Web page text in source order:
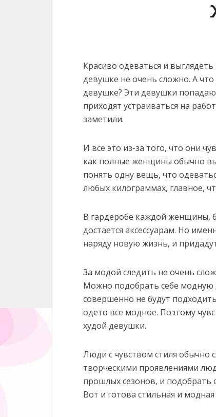
Красиво одеваться и
девушке не очень сложно. А
девушке? Эти девушки
приходят устраиваться на
заметили.
И все это из-за того, что они
как полные женщины обычно
понять одну вещь, что
любых килограммах, главное,
В гардеробе каждой женщины,
достается аксессуарам. Но
наряду новую жизнь, и
За модой следить не очень
Можно подобрать себе модную
совершенно не будут
одето все модное. Поэтому
худой девушки.
Люди с чувством стиля обычно
творческими проявлениями
прошлых сезонов, и подобрать
Вот и готова стильная и